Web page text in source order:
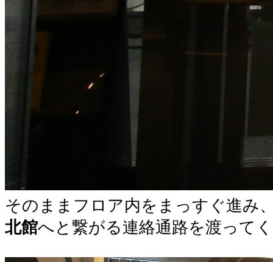
そのままフロア内をまっすぐ進み
北館へと繋がる連絡通路を渡って